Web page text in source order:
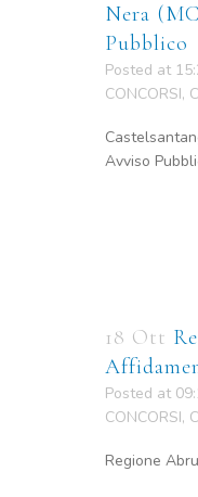
Nera
Pubblico
Posted at
CONCORSI,
Avviso
18 Ott
Posted at
CONCORSI,
Regione